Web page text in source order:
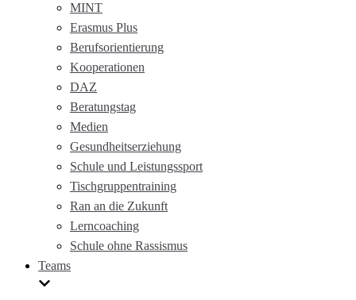
MINT
Erasmus Plus
Berufsorientierung
Kooperationen
DAZ
Beratungstag
Medien
Gesundheitserziehung
Schule und Leistungssport
Tischgruppentraining
Ran an die Zukunft
Lerncoaching
Schule ohne Rassismus
Teams